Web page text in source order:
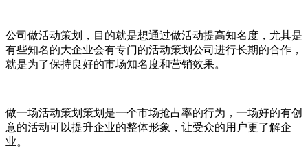
公司做活动策划，目的就是想通过做活动提高知名度，尤其是
有些知名的大企业会有专门的活动策划公司进行长期的合作，
就是为了保持良好的市场知名度和营销效果。
做一场活动策划策划是一个市场抢占率的行为，一场好的有创
意的活动可以提升企业的整体形象，让受众的用户更了解企
业。